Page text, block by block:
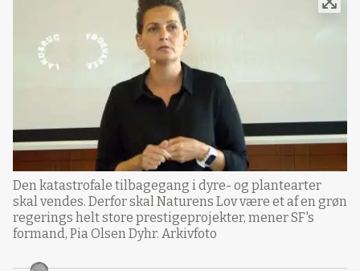
Den katastrofale tilbagegang i dyre- og plantearter
skal vendes. Derfor skal Naturens Lov være et af en grøn
regerings helt store prestigeprojekter, mener SF's
formand, Pia Olsen Dyhr. Arkivfoto